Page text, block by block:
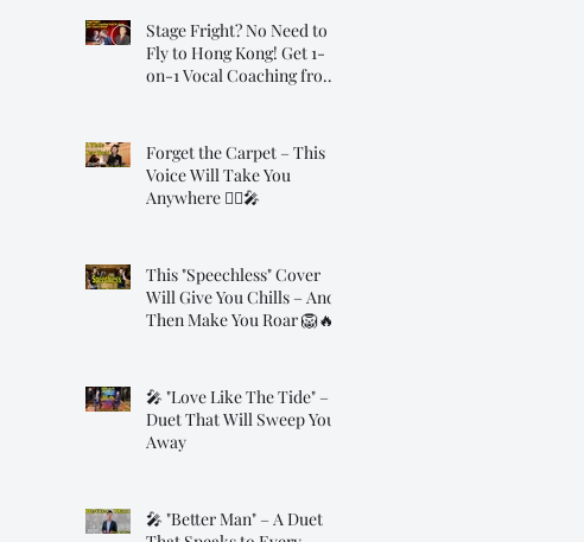
Stage Fright? No Need to
Fly to Hong Kong! Get 1-
on-1 Vocal Coaching from
Forget the Carpet – This
Voice Will Take You
Anywhere 🧞‍♂️🎤
This "Speechless" Cover
Will Give You Chills – And
Then Make You Roar 🦁🔥
🎤 "Love Like The Tide" – A
Duet That Will Sweep You
Away
🎤 "Better Man" – A Duet